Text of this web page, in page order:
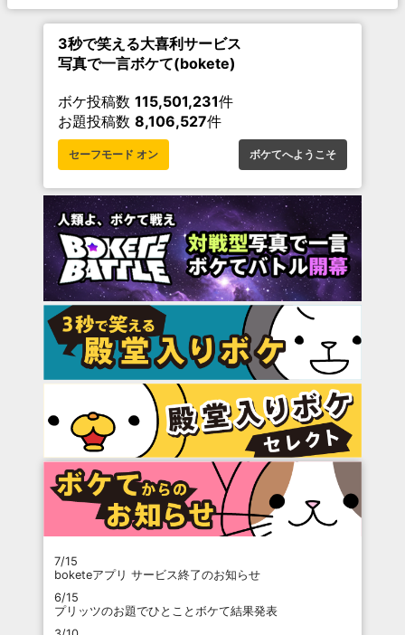
3秒で笑える大喜利サービス
写真で一言ボケて(bokete)
ボケ投稿数 115,501,231件
お題投稿数 8,106,527件
セーフモード オン ボケてへようこそ
7/15
boketeアプリ サービス終了のお知らせ
6/15
プリッツのお題でひとことボケて結果発表